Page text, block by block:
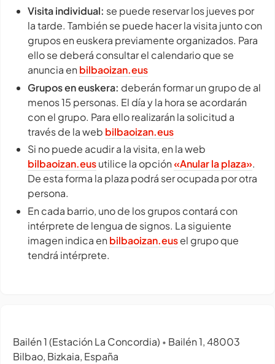
Visita individual: se puede reservar los jueves por
la tarde. También se puede hacer la visita junto con
grupos en euskera previamente organizados. Para
ello se deberá consultar el calendario que se
anuncia en bilbaoizan.eus
Grupos en euskera: deberán formar un grupo de al
menos 15 personas. El día y la hora se acordarán
con el grupo. Para ello realizarán la solicitud a
través de la web bilbaoizan.eus
Si no puede acudir a la visita, en la web
bilbaoizan.eusutilice la opción«Anular la plaza».
De esta forma la plaza podrá ser ocupada por otra
persona.
En cada barrio, uno de los grupos contará con
intérprete de lengua de signos. La siguiente
imagen indica en bilbaoizan.eusel grupo que
tendrá intérprete.
Bailén 1 (Estación La Concordia) • Bailén 1, 48003
Bilbao, Bizkaia, España